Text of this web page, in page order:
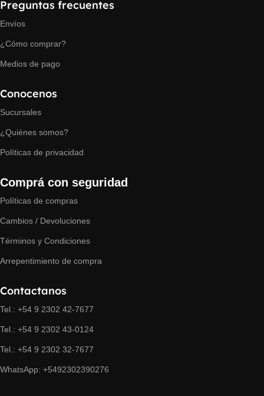
Preguntas frecuentes
Envíos
¿Cómo comprar?
Medios de pago
Conocenos
Sucursales
¿Quiénes somos?
Políticas de privacidad
Comprá con seguridad
Políticas de compras
Cambios / Devoluciones
Términos y Condiciones
Arrepentimiento de compra
Contactanos
Tel.: +54 9 2302 42-7677
Tel.: +54 9 2302 43-0124
Tel.: +54 9 2302 32-7677
WhatsApp: +5492302390276